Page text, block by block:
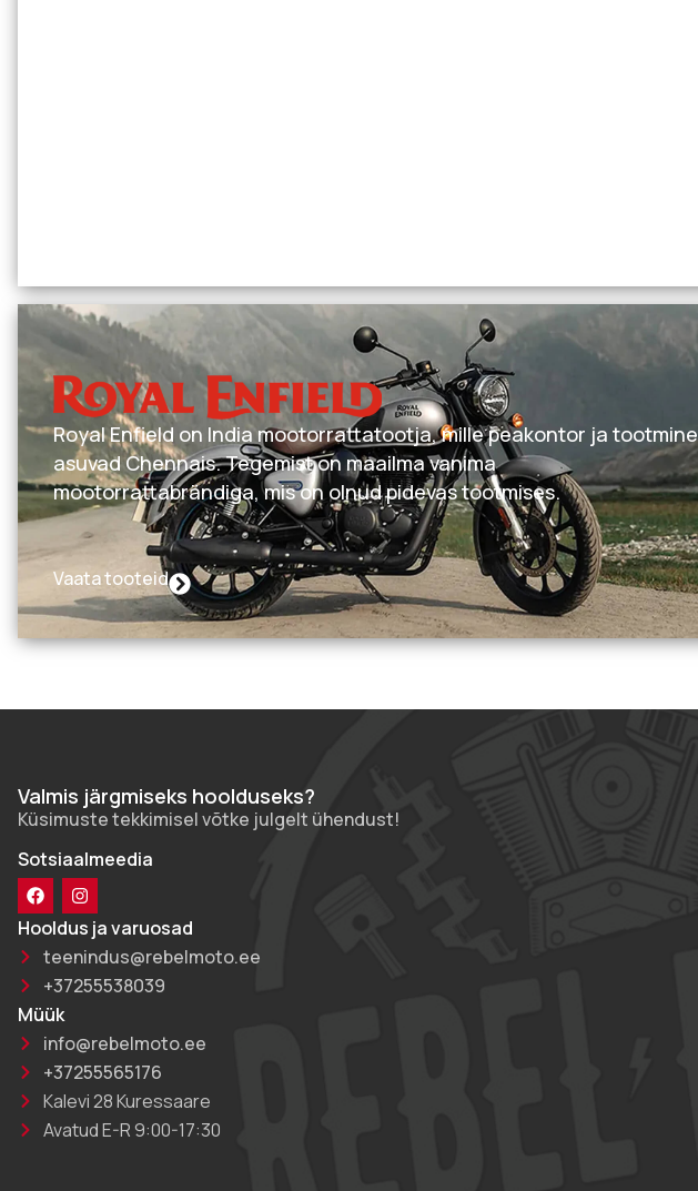
Royal Enfield on India mootorrattatootja, mille peakontor ja tootmine
asuvad Chennais. Tegemist on maailma vanima
mootorrattabrändiga, mis on olnud pidevas tootmises.
Vaata tooteid
Valmis järgmiseks hoolduseks?
Küsimuste tekkimisel võtke julgelt ühendust!
Sotsiaalmeedia
Hooldus ja varuosad
teenindus@rebelmoto.ee
+37255538039
Müük
info@rebelmoto.ee
+37255565176
Kalevi 28 Kuressaare
Avatud E-R 9:00-17:30